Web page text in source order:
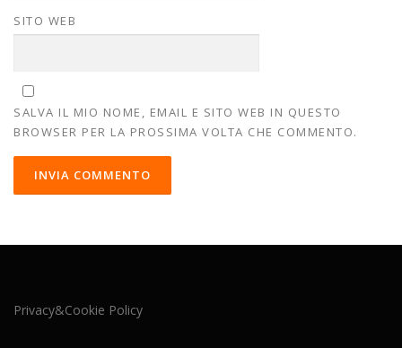
SITO WEB
SALVA IL MIO NOME, EMAIL E SITO WEB IN QUESTO
BROWSER PER LA PROSSIMA VOLTA CHE COMMENTO.
Privacy&Cookie Policy